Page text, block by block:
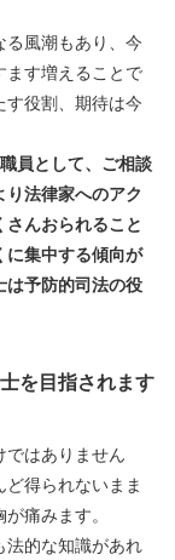
風潮もあり、今
ます増えることで
す役割、期待は今
員として、ご相談
法律家へのアク
んおられること
に集中する傾向が
は予防的司法の役
を目指されます
はありません
得られないまま
痛みます。
法的な知識があれ